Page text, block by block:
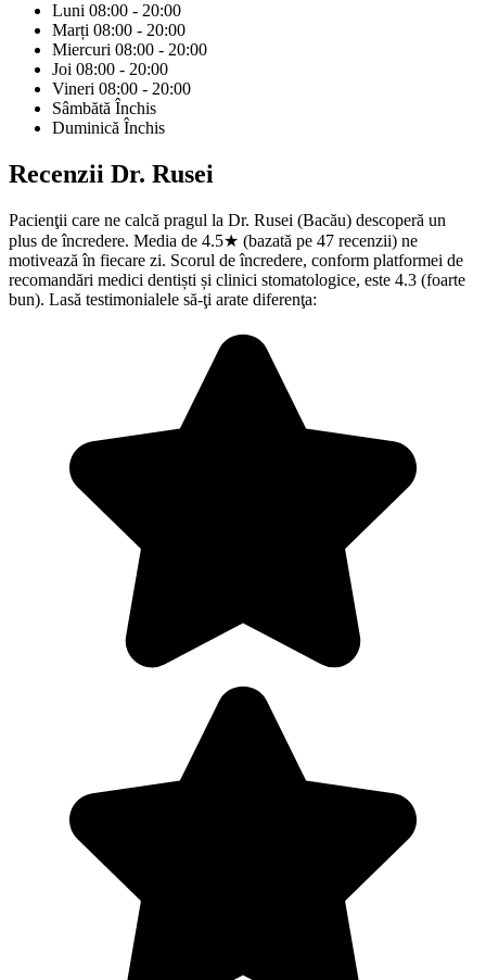
Luni 08:00 - 20:00
Marți 08:00 - 20:00
Miercuri 08:00 - 20:00
Joi 08:00 - 20:00
Vineri 08:00 - 20:00
Sâmbătă Închis
Duminică Închis
Recenzii Dr. Rusei
Pacienţii care ne calcă pragul la Dr. Rusei (Bacău) descoperă un
plus de încredere. Media de 4.5★ (bazată pe 47 recenzii) ne
motivează în fiecare zi. Scorul de încredere, conform platformei de
recomandări medici dentiști și clinici stomatologice, este 4.3 (foarte
bun). Lasă testimonialele să-ţi arate diferenţa: